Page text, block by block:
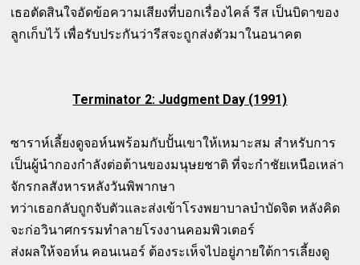
เธอตัดสินใจอัดข้อความเสียงที่บอกเรื่องไคล์ รีส เป็นบิดาของ
ลูกเก็บไว้ เพื่อรับประกันว่ารีสจะถูกส่งตัวมาในอนาคต
Terminator 2: Judgment Day (1991)
ซาราห์เลี้ยงดูจอห์นพร้อมกับปั้นเขาให้เหมาะสม สำหรับการ
เป็นผู้นำกองกำลังต่อต้านของมนุษยชาติ ที่จะกำชัยเหนือเหล่า
จักรกลสังหารหลังวันพิพากษา
ทว่าเธอกลับถูกจับตัวและส่งเข้าโรงพยาบาลบำบัดจิต หลังคิด
จะก่อวินาศกรรมทำลายโรงงานคอมพิวเตอร์
ส่งผลให้จอห์น คอนเนอร์ ต้องระเห็จไปอยู่ภายใต้การเลี้ยงดู